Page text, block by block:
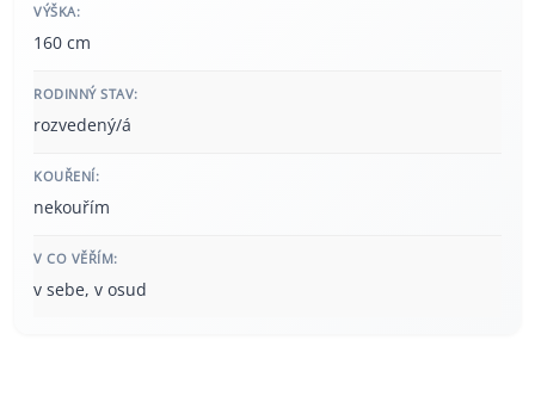
VÝŠKA:
160 cm
RODINNÝ STAV:
rozvedený/á
KOUŘENÍ:
nekouřím
V CO VĚŘÍM:
v sebe, v osud